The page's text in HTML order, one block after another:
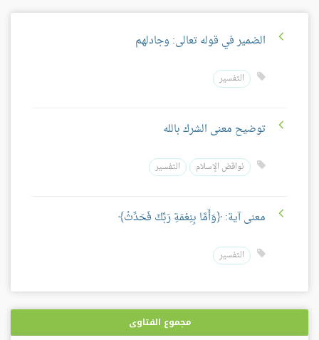
الضمير في قوله تعالى: وجادلهم
التفسير
توضيح معنى الشرك بالله
نواقض الإسلام التفسير
معنى آية: ﴿وَأَمَّا بِنِعْمَةِ رَبِّكَ فَحَدِّثْ﴾
التفسير
مجموع الفتاوى